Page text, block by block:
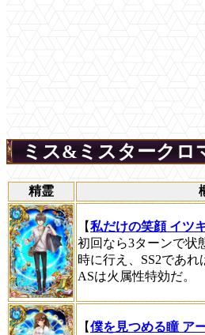
ミス&ミスタークロ
精霊
【私だけの笑顔 イツ
初回なら3ターンで状
時に行え、SS2であれ
ASは火属性特効だ。
【僕を見つめる瞳 ア